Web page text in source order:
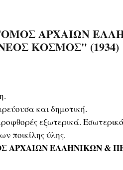
ΑΡΧΑΙΩΝ
ΚΟΣΜΟΣ" (1934)
και δημοτική.
εξωτερικά.
ποικίλης ύλης.
ΑΡΧΑΙΩΝ ΕΛΛΗΝΙΚΩΝ &